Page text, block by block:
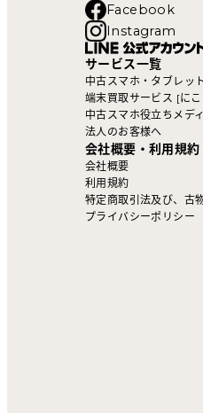
Facebook
Instagram
サービス一覧
中古スマホ・タブレッ
端末買取サービス [に
中古スマホ役立ちメデ
法人のお客様へ
会社概要・利用規約
会社概要
利用規約
特定商取引法及び、古
プライバシーポリシー